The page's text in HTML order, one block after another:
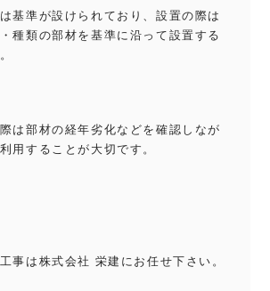
基準が設けられており、設置の際は
種類の部材を基準に沿って設置する
は部材の経年劣化などを確認しなが
用することが大切です。
事は株式会社 栄建にお任せ下さい。